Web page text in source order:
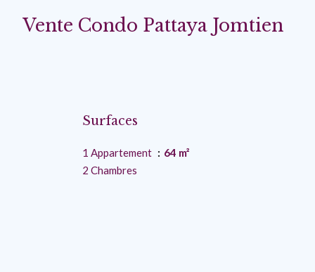
Vente Condo Pattaya Jomtien
Surfaces
1 Appartement
64 m²
2 Chambres